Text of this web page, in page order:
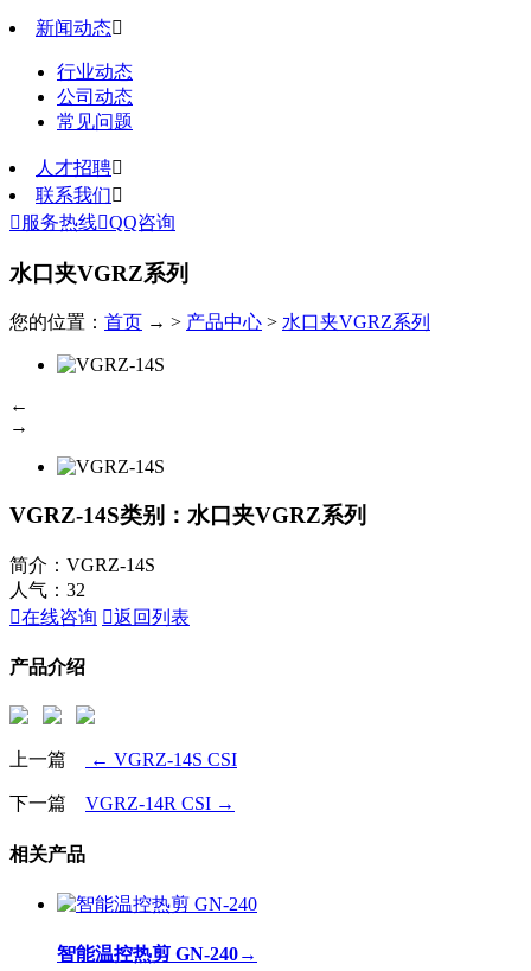
新闻动态
行业动态
公司动态
常见问题
人才招聘
联系我们
 服务热线QQ咨询
水口夹VGRZ系列
您的位置： 首页 → > 产品中心 > 水口夹VGRZ系列
←
→
VGRZ-14S类别：水口夹VGRZ系列
简介：VGRZ-14S
人气： 32
在线咨询 返回列表
产品介绍
上一篇 ← VGRZ-14S CSI
下一篇 VGRZ-14R CSI →
相关产品
智能温控热剪 GN-240→